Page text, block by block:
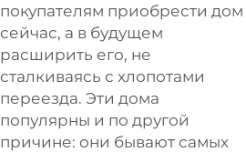
покупателям приобрести дом
сейчас, а в будущем
расширить его, не
сталкиваясь с хлопотами
переезда. Эти дома
популярны и по другой
причине: они бывают самых